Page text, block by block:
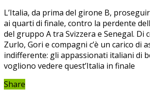
L’Italia, da prima del girone B,
ai quarti di finale, contro la perdente
del gruppo A tra Svizzera e Senegal. Di
Zurlo, Gori e compagni c’è un carico di
indifferente: gli appassionati italiani di
vogliono vedere quest’Italia in finale
Share